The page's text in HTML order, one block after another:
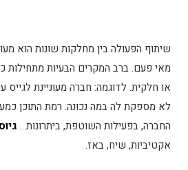
שיתוף הפעולה בין מחלקות שונות הוא
מאי פעם. ברב המקרים הבעיות
או חלקית. לדוגמה: חברה מעוניינת לגייס
לא מספקת לה במה נכונה: רמת התוכן
החברה, בפעילות השוטפת, ביתרונות…
אקטיביות, שיח, באז.